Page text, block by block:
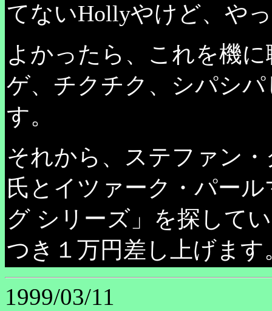
てないHollyやけど、や
よかったら、これを機
ゲ、チクチク、シパシ
す。
それから、ステファン
氏とイツァーク・パー
グ シリーズ」を探して
つき１万円差し上げます
1999/03/11